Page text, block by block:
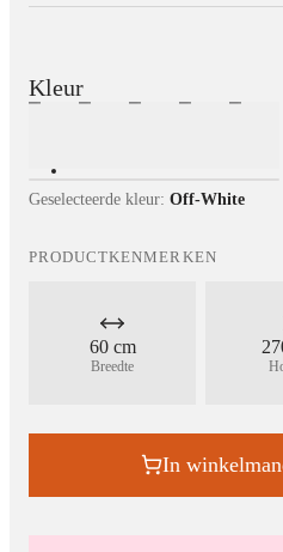
Kleur
Geselecteerde kleur: Off-White
PRODUCTKENMERKEN
60 cm
Breedte
In